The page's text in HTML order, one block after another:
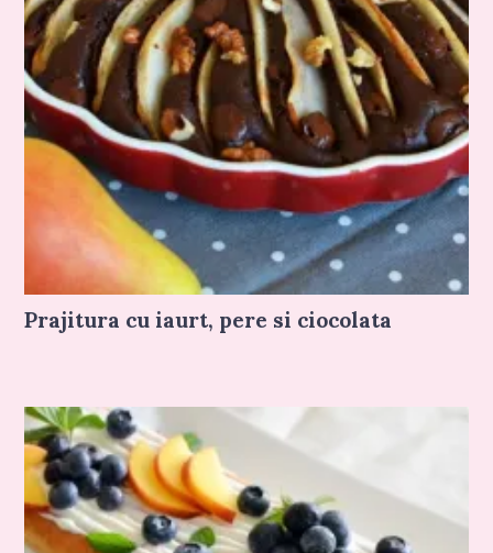
Prajitura cu iaurt, pere si ciocolata